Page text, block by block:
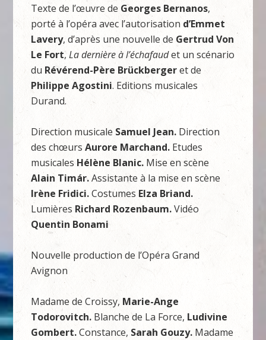
Texte de l’œuvre de Georges Bernanos,
porté à l’opéra avec l’autorisation d’Emmet
Lavery, d’après une nouvelle de Gertrud Von
Le Fort,La dernière à l’échafaudet un scénario
du Révérend-Père Brückbergeret de
Philippe Agostini. Editions musicales
Durand.
Direction musicale Samuel Jean. Direction
des chœursAurore Marchand. Etudes
musicales Hélène Blanic. Mise en scène
Alain Timár.Assistante à la mise en scène
Irène Fridici.Costumes Elza Briand.
Lumières Richard Rozenbaum.Vidéo
Quentin Bonami
Nouvelle production de l’Opéra Grand
Avignon
Madame de Croissy, Marie-Ange
Todorovitch. Blanche de La Force, Ludivine
Gombert.Constance, Sarah Gouzy. Madame